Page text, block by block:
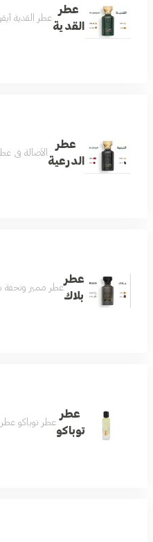
عطر
القدية
عطر القدية
عطر
الدرعية
الأصالة في
عطر
بلاك
عطر مميز وتحفة
عطر
توباكو
عطر توباكو